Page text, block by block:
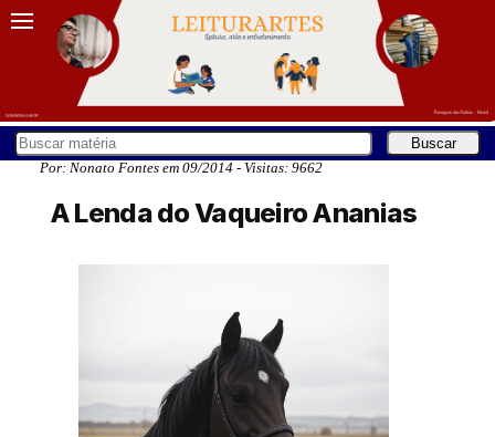
Por: Nonato Fontes em 09/2014 - Visitas: 9662
A Lenda do Vaqueiro Ananias